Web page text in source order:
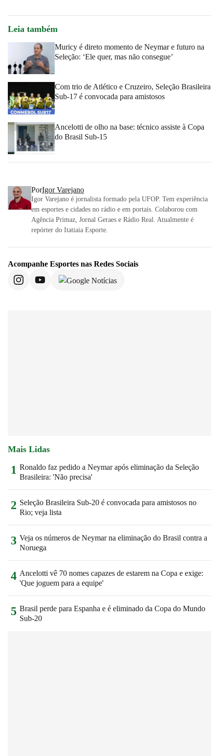
Leia também
Muricy é direto momento de Neymar e futuro na
Seleção: ‘Ele quer, mas não consegue’
Com trio de Atlético e Cruzeiro, Seleção Brasileira
Sub-17 é convocada para amistosos
Ancelotti de olho na base: técnico assiste à Copa
do Brasil Sub-15
PorIgor Varejano
Igor Varejano é jornalista formado pela UFOP. Tem experiência
em esportes e cidades no rádio e em portais. Colaborou com
Agência Primaz, Jornal Geraes e Rádio Real. Atualmente é
repórter do Itatiaia Esporte.
Acompanhe Esportes nas Redes Sociais
Mais Lidas
1 Ronaldo faz pedido a Neymar após eliminação da Seleção
Brasileira: 'Não precisa'
2 Seleção Brasileira Sub-20 é convocada para amistosos no
Rio; veja lista
3 Veja os números de Neymar na eliminação do Brasil contra a
Noruega
4 Ancelotti vê 70 nomes capazes de estarem na Copa e exige:
'Que joguem para a equipe'
5 Brasil perde para Espanha e é eliminado da Copa do Mundo
Sub-20